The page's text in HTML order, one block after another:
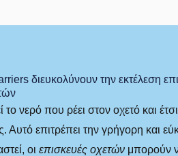
διευκολύνουν την εκτέλεση
νερό που ρέει στον οχετό και
Αυτό επιτρέπει την γρήγορη και
οι επισκευές οχετών μπορούν